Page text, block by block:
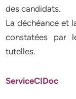
des candidats.
La déchéance et
constatées par
tutelles.
ServiceCIDoc